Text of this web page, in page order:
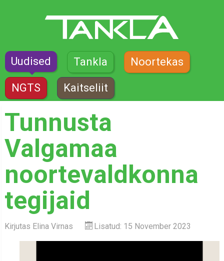
Uudised Tankla Noortekas
NGTS Kaitseliit
Tunnusta
Valgamaa
noortevaldkonna
tegijaid
Kirjutas Elina Virnas Lisatud: 15 November 2023